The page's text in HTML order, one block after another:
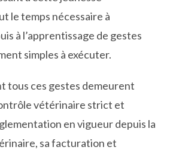
le temps nécessaire à
à l’apprentissage de gestes
simples à exécuter.
tous ces gestes demeurent
vétérinaire strict et
en vigueur depuis la
sa facturation et